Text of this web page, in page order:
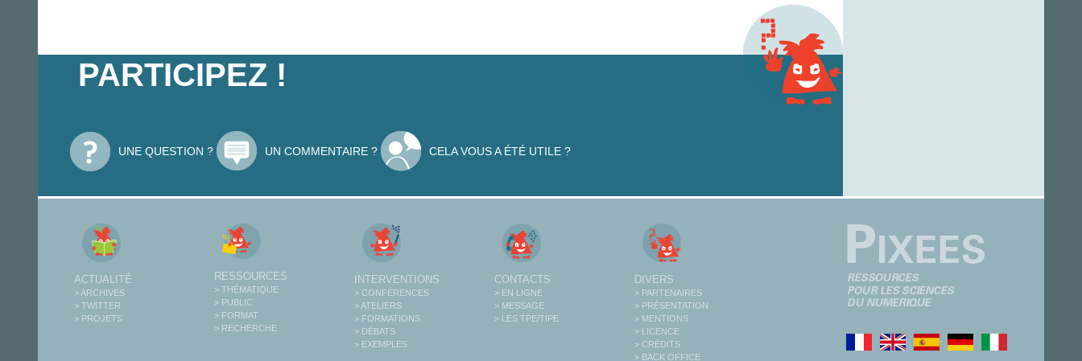
PARTICIPEZ !
UNE QUESTION ? UN COMMENTAIRE ? CELA VOUS A ÉTÉ UTILE ?
ACTUALITÉ
> ARCHIVES
> TWITTER
> PROJETS
RESSOURCES
> THÉMATIQUE
> PUBLIC
> FORMAT
> RECHERCHE
INTERVENTIONS
> CONFÉRENCES
> ATELIERS
> FORMATIONS
> DÉBATS
> EXEMPLES
CONTACTS
> EN LIGNE
> MESSAGE
> LES TPE/TIPE
DIVERS
> PARTENAIRES
> PRÉSENTATION
> MENTIONS
> LICENCE
> CRÉDITS
> BACK OFFICE